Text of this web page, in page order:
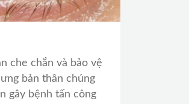
che chắn và bảo vệ
bản thân chúng
gây bệnh tấn công